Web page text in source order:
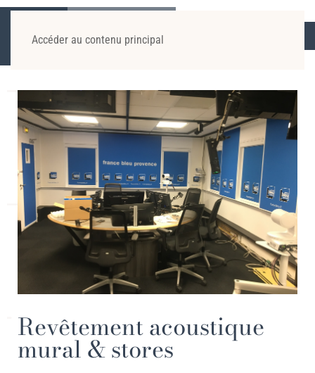
Accéder au contenu principal
ACCUEIL RÉALISATIONS
STUDIOS DE FRANCE BLEU - RADIO FRANCE
Revêtement acoustique
mural & stores